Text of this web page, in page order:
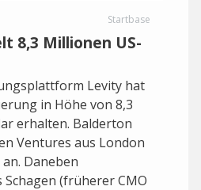
Startbase
8,3 Millionen US-
Levity hat
in Höhe von 8,3
erhalten. Balderton
Ventures aus London
Daneben
(früherer CMO